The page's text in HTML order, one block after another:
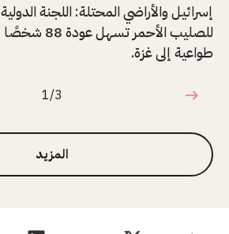
إسرائيل والأراضي المحتلة: اللجنة الدولية
للصليب الأحمر تسهل عودة 88 شخصًا
طواعية إلى غزة.
1 من 3
1/3
المزيد